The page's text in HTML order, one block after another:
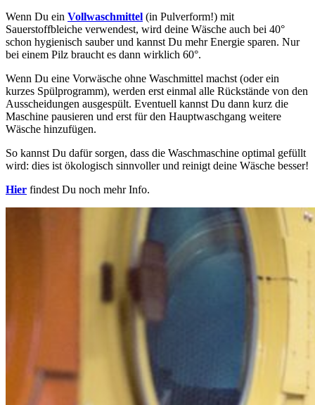
Wenn Du ein Vollwaschmittel (in Pulverform!) mit
Sauerstoffbleiche verwendest, wird deine Wäsche auch bei 40°
schon hygienisch sauber und kannst Du mehr Energie sparen. Nur
bei einem Pilz braucht es dann wirklich 60°.
Wenn Du eine Vorwäsche ohne Waschmittel machst (oder ein
kurzes Spülprogramm), werden erst einmal alle Rückstände von den
Ausscheidungen ausgespült. Eventuell kannst Du dann kurz die
Maschine pausieren und erst für den Hauptwaschgang weitere
Wäsche hinzufügen.
So kannst Du dafür sorgen, dass die Waschmaschine optimal gefüllt
wird: dies ist ökologisch sinnvoller und reinigt deine Wäsche besser!
Hier findest Du noch mehr Info.